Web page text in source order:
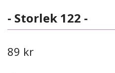
- Storlek 122 -
89 kr